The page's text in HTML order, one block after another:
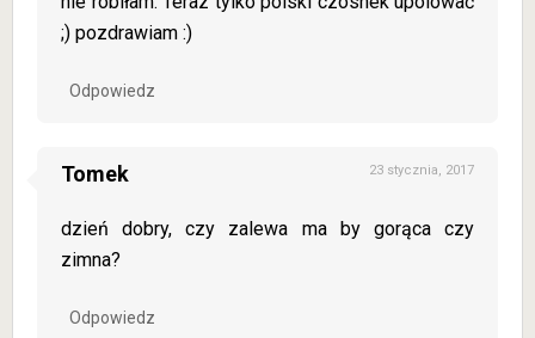
;) pozdrawiam :)
Odpowiedz
Tomek 23 stycznia, 2017
dzień dobry, czy zalewa ma by gorąca czy
zimna?
Odpowiedz